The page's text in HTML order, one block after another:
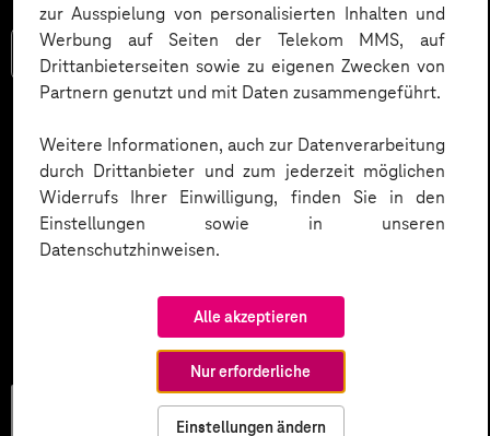
zur Ausspielung von personalisierten Inhalten und
Werbung auf Seiten der Telekom MMS, auf
Drittanbieterseiten sowie zu eigenen Zwecken von
Partnern genutzt und mit Daten zusammengeführt.
Weitere Informationen, auch zur Datenverarbeitung
durch Drittanbieter und zum jederzeit möglichen
Widerrufs Ihrer Einwilligung, finden Sie in den
Einstellungen sowie in unseren
Datenschutzhinweisen.
Alle akzeptieren
Nur erforderliche
Einstellungen ändern
Mehr lesen